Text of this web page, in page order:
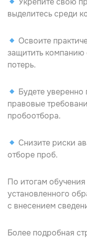
выделитесь среди
Освоите
защитить
потерь.
Будете
правовые
пробоотбора.
Снизите риски
отборе проб.
По итогам
установленного
с внесением
Более подробная